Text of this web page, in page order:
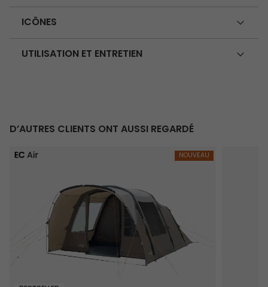
ICÔNES
UTILISATION ET ENTRETIEN
D’AUTRES CLIENTS ONT AUSSI REGARDÉ
Brimnes 5 Air
NOUVEAU